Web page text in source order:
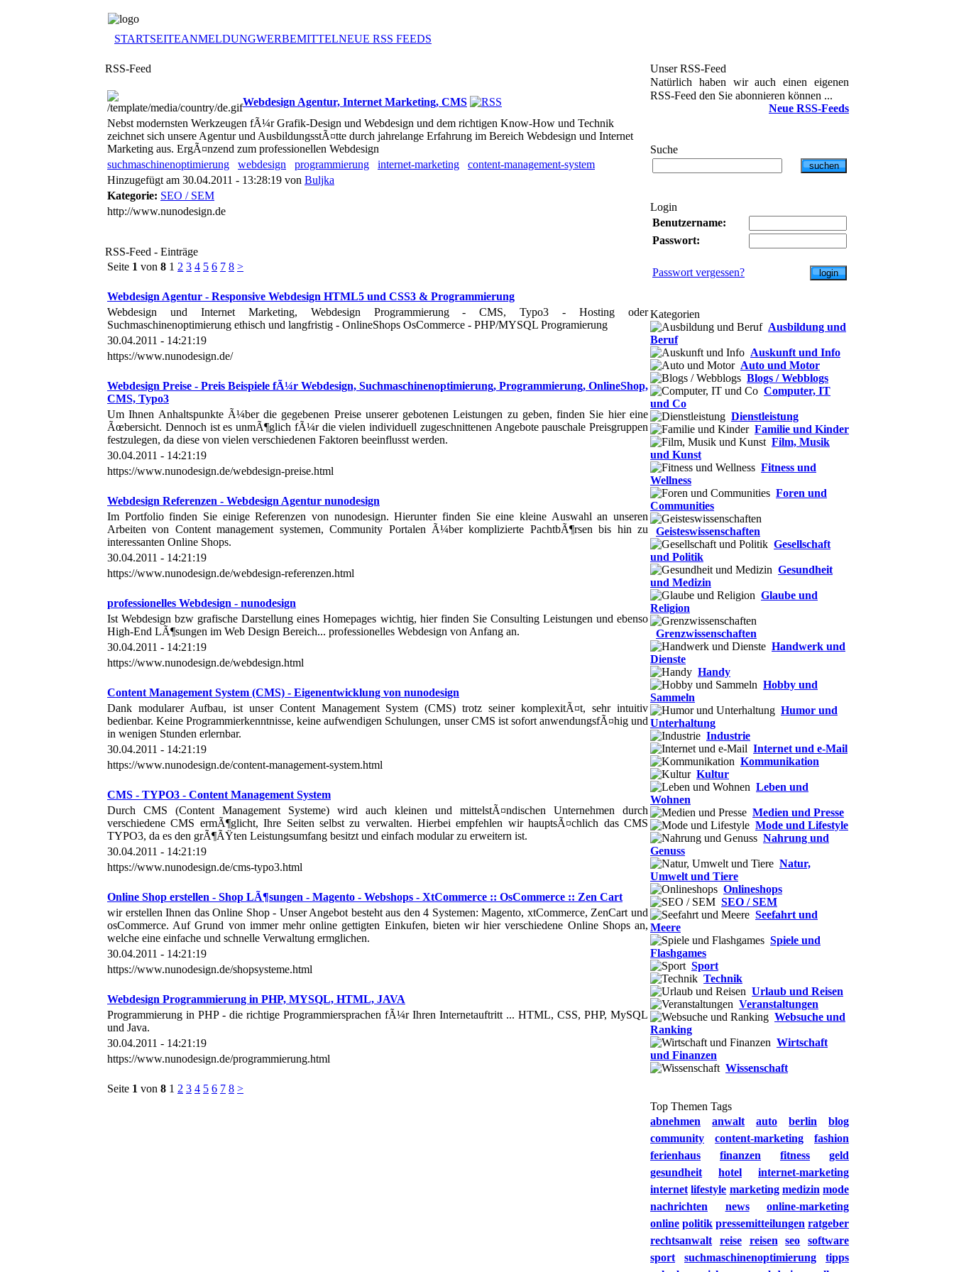
STARTSEITEANMELDUNGWERBEMITTELNEUE RSS FEEDS
RSS-Feed
Webdesign Agentur, Internet Marketing, CMS
Nebst modernsten Werkzeugen fÃ¼r Grafik-Design und Webdesign und dem richtigen Know-How und Technik
zeichnet sich unsere Agentur und AusbildungsstÃ¤tte durch jahrelange Erfahrung im Bereich Webdesign und Internet
Marketing aus. ErgÃ¤nzend zum professionellen Webdesign
suchmaschinenoptimierung
webdesign programmierung internet-marketing
content-management-system
Hinzugefügt am 30.04.2011 - 13:28:19 von Buljka
Kategorie: SEO / SEM
http://www.nunodesign.de
RSS-Feed - Einträge
Seite 1 von 8 1 2 3 4 5 6 7 8 >
Webdesign Agentur - Responsive Webdesign HTML5 und CSS3 & Programmierung
Webdesign und Internet Marketing, Webdesign Programmierung - CMS, Typo3 - Hosting oder
Suchmaschinenoptimierung ethisch und langfristig - OnlineShops OsCommerce - PHP/MYSQL Programierung
30.04.2011 - 14:21:19
https://www.nunodesign.de/
Webdesign Preise - Preis Beispiele fÃ¼r Webdesign, Suchmaschinenoptimierung, Programmierung, OnlineShop,
CMS, Typo3
Um Ihnen Anhaltspunkte Ã¼ber die gegebenen Preise unserer gebotenen Leistungen zu geben, finden Sie hier eine
Ãœbersicht. Dennoch ist es unmÃ¶glich fÃ¼r die vielen individuell zugeschnittenen Angebote pauschale Preisgruppen
festzulegen, da diese von vielen verschiedenen Faktoren beeinflusst werden.
30.04.2011 - 14:21:19
https://www.nunodesign.de/webdesign-preise.html
Webdesign Referenzen - Webdesign Agentur nunodesign
Im Portfolio finden Sie einige Referenzen von nunodesign. Hierunter finden Sie eine kleine Auswahl an unseren
Arbeiten von Content management systemen, Community Portalen Ã¼ber komplizierte PachtbÃ¶rsen bis hin zu
interessanten Online Shops.
30.04.2011 - 14:21:19
https://www.nunodesign.de/webdesign-referenzen.html
professionelles Webdesign - nunodesign
Ist Webdesign bzw grafische Darstellung eines Homepages wichtig, hier finden Sie Consulting Leistungen und ebenso
High-End LÃ¶sungen im Web Design Bereich... professionelles Webdesign von Anfang an.
30.04.2011 - 14:21:19
https://www.nunodesign.de/webdesign.html
Content Management System (CMS) - Eigenentwicklung von nunodesign
Dank modularer Aufbau, ist unser Content Management System (CMS) trotz seiner komplexitÃ¤t, sehr intuitiv
bedienbar. Keine Programmierkenntnisse, keine aufwendigen Schulungen, unser CMS ist sofort anwendungsfÃ¤hig und
in wenigen Stunden erlernbar.
30.04.2011 - 14:21:19
https://www.nunodesign.de/content-management-system.html
CMS - TYPO3 - Content Management System
Durch CMS (Content Management Systeme) wird auch kleinen und mittelstÃ¤ndischen Unternehmen durch
verschiedene CMS ermÃ¶glicht, Ihre Seiten selbst zu verwalten. Hierbei empfehlen wir hauptsÃ¤chlich das CMS
TYPO3, da es den grÃ¶ÃŸten Leistungsumfang besitzt und einfach modular zu erweitern ist.
30.04.2011 - 14:21:19
https://www.nunodesign.de/cms-typo3.html
Online Shop erstellen - Shop LÃ¶sungen - Magento - Webshops - XtCommerce :: OsCommerce :: Zen Cart
wir erstellen Ihnen das Online Shop - Unser Angebot besteht aus den 4 Systemen: Magento, xtCommerce, ZenCart und
osCommerce. Auf Grund von immer mehr online gettigten Einkufen, bieten wir hier verschiedene Online Shops an,
welche eine einfache und schnelle Verwaltung ermglichen.
30.04.2011 - 14:21:19
https://www.nunodesign.de/shopsysteme.html
Webdesign Programmierung in PHP, MYSQL, HTML, JAVA
Programmierung in PHP - die richtige Programmiersprachen fÃ¼r Ihren Internetauftritt ... HTML, CSS, PHP, MySQL
und Java.
30.04.2011 - 14:21:19
https://www.nunodesign.de/programmierung.html
Seite 1 von 8 1 2 3 4 5 6 7 8 >
Unser RSS-Feed
Natürlich haben wir auch einen eigenen
RSS-Feed den Sie abonnieren können ...
Neue RSS-Feeds
Suche
Login
Benutzername:
Passwort:
Passwort vergessen?
Kategorien
Ausbildung und
Beruf
Auskunft und Info
Auto und Motor
Blogs / Webblogs
Computer, IT
und Co
Dienstleistung
Familie und Kinder
Film, Musik
und Kunst
Fitness und
Wellness
Foren und
Communities
Geisteswissenschaften
Gesellschaft
und Politik
Gesundheit
und Medizin
Glaube und
Religion
Grenzwissenschaften
Handwerk und
Dienste
Handy
Hobby und
Sammeln
Humor und
Unterhaltung
Industrie
Internet und e-Mail
Kommunikation
Kultur
Leben und
Wohnen
Medien und Presse
Mode und Lifestyle
Nahrung und
Genuss
Natur,
Umwelt und Tiere
Onlineshops
SEO / SEM
Seefahrt und
Meere
Spiele und
Flashgames
Sport
Technik
Urlaub und Reisen
Veranstaltungen
Websuche und
Ranking
Wirtschaft
und Finanzen
Wissenschaft
Top Themen Tags
abnehmen
anwalt auto berlin
blog
community
content-marketing
fashion
ferienhaus
finanzen fitness
geld
gesundheit
hotel
internet-marketing
internet lifestyle marketing medizin mode
nachrichten
news
online-marketing
online politik pressemitteilungen ratgeber
rechtsanwalt
reise reisen seo
software
sport
suchmaschinenoptimierung
tipps